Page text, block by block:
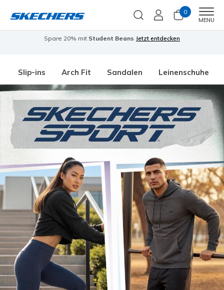
0
MENU
Spare 20% mit Student Beans Jetzt entdecken
Slip-ins Arch Fit Sandalen Leinenschuhe